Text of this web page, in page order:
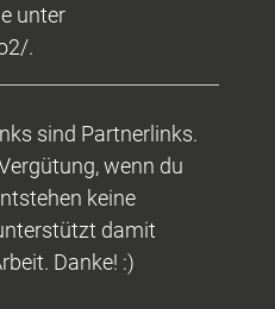
unter
.
sind Partnerlinks.
wenn du
keine
damit
Danke! :)